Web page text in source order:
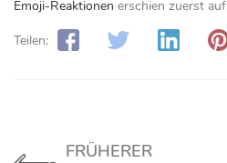
Emoji-Reaktionen erschien zuerst auf
Teilen:
FRÜHERER